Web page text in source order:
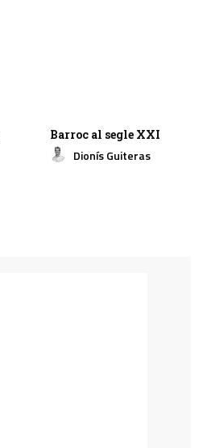
Barroc al segle XXI
Dionís Guiteras